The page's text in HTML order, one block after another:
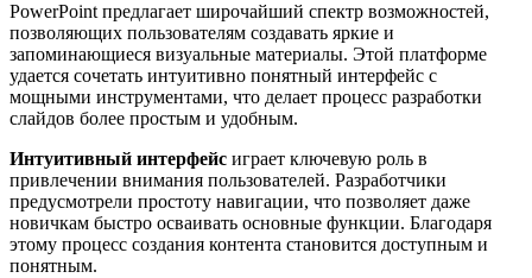
PowerPoint предлагает широчайший спектр возможностей,
позволяющих пользователям создавать яркие и
запоминающиеся визуальные материалы. Этой платформе
удается сочетать интуитивно понятный интерфейс с
мощными инструментами, что делает процесс разработки
слайдов более простым и удобным.
Интуитивный интерфейс играет ключевую роль в
привлечении внимания пользователей. Разработчики
предусмотрели простоту навигации, что позволяет даже
новичкам быстро осваивать основные функции. Благодаря
этому процесс создания контента становится доступным и
понятным.